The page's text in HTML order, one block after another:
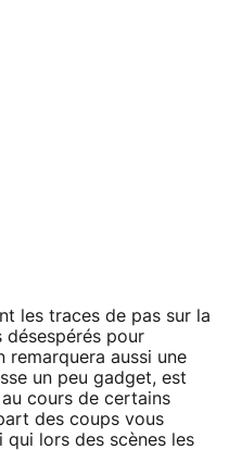
les traces de pas sur la
pour
remarquera aussi une
un peu gadget, est
au cours de certains
des coups vous
lors des scènes les